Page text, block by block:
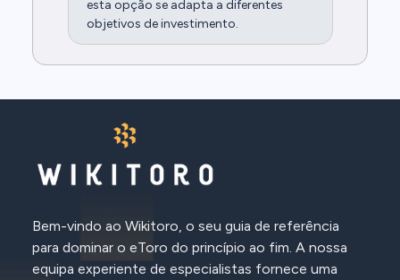
esta opção se adapta a diferentes
objetivos de investimento.
Bem-vindo ao Wikitoro, o seu guia de referência
para dominar o eToro do princípio ao fim. A nossa
equipa experiente de especialistas fornece uma